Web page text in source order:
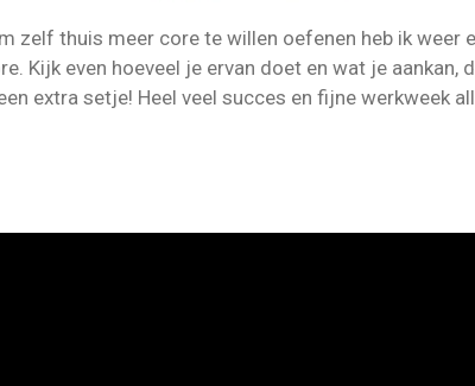
zelf thuis meer core te willen oefenen heb ik weer
Kijk even hoeveel je ervan doet en wat je aankan,
extra setje! Heel veel succes en fijne werkweek